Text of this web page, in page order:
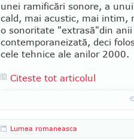
unei ramificări so­no­re, a
cald, mai acustic, mai intim,
o sonoritate "extrasă"din
con­temporaneizată, deci
cele tehnice ale anilor 2000.
Citeste tot articolul
Lumea romaneasca